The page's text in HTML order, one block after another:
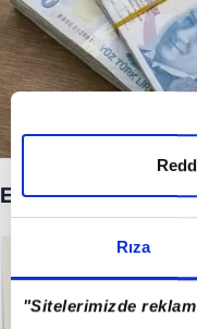
Rıza
"Sitelerimizde
EMEKLİ VE
Türkiye
yılın ilk